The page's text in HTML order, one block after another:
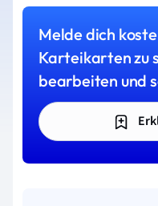
Melde dich
Karteikarten zu
bearbeiten und